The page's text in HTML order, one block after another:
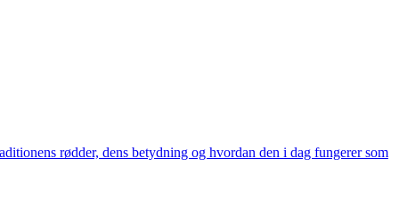
rødder, dens betydning og hvordan den i dag fungerer som